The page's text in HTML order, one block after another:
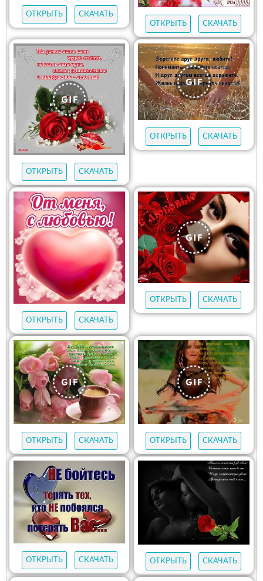
ОТКРЫТЬ
СКАЧАТЬ
ОТКРЫТЬ
СКАЧАТЬ
ОТКРЫТЬ СКАЧАТЬ
ОТКРЫТЬ СКАЧАТЬ
ОТКРЫТЬ СКАЧАТЬ
ОТКРЫТЬ СКАЧАТЬ
ОТКРЫТЬ СКАЧАТЬ ОТКРЫТЬ СКАЧАТЬ
ОТКРЫТЬ СКАЧАТЬ ОТКРЫТЬ СКАЧАТЬ